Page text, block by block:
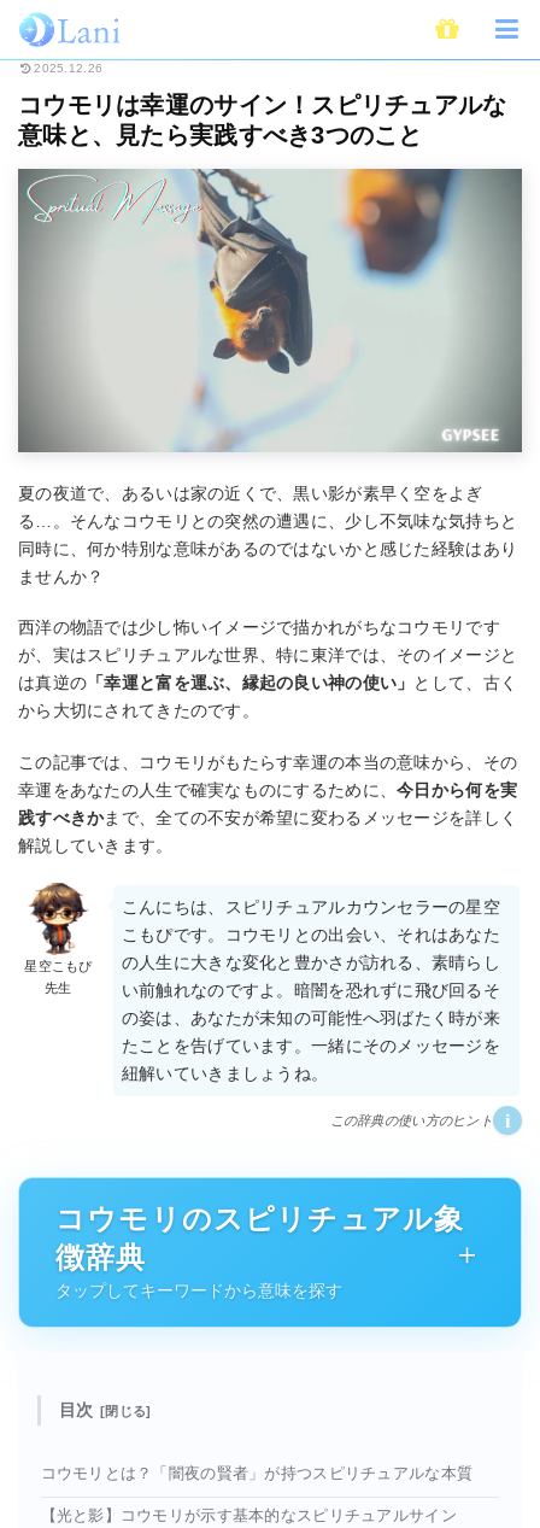
ホーム スピリチュアル コウモリは幸運のサイン！スピリチュアルな意味
2025.12.26
コウモリは幸運のサイン！スピリチュアルな
意味と、見たら実践すべき3つのこと
夏の夜道で、あるいは家の近くで、黒い影が素早く空をよぎ
る…。そんなコウモリとの突然の遭遇に、少し不気味な気持ちと
同時に、何か特別な意味があるのではないかと感じた経験はあり
ませんか？
西洋の物語では少し怖いイメージで描かれがちなコウモリです
が、実はスピリチュアルな世界、特に東洋では、そのイメージと
は真逆の 「幸運と富を運ぶ、縁起の良い神の使い」 として、古く
から大切にされてきたのです。
この記事では、コウモリがもたらす幸運の本当の意味から、その
幸運をあなたの人生で確実なものにするために、今日から何を実
践すべきかまで、全ての不安が希望に変わるメッセージを詳しく
解説していきます。
星空こもぴ
先生
こんにちは、スピリチュアルカウンセラーの星空
こもぴです。コウモリとの出会い、それはあなた
の人生に大きな変化と豊かさが訪れる、素晴らし
い前触れなのですよ。暗闇を恐れずに飛び回るそ
の姿は、あなたが未知の可能性へ羽ばたく時が来
たことを告げています。一緒にそのメッセージを
紐解いていきましょうね。
この辞典の使い方のヒント i
コウモリのスピリチュアル象
徴辞典
タップしてキーワードから意味を探す
目次
コウモリとは？「闇夜の賢者」が持つスピリチュアルな本質
【光と影】コウモリが示す基本的なスピリチュアルサイン